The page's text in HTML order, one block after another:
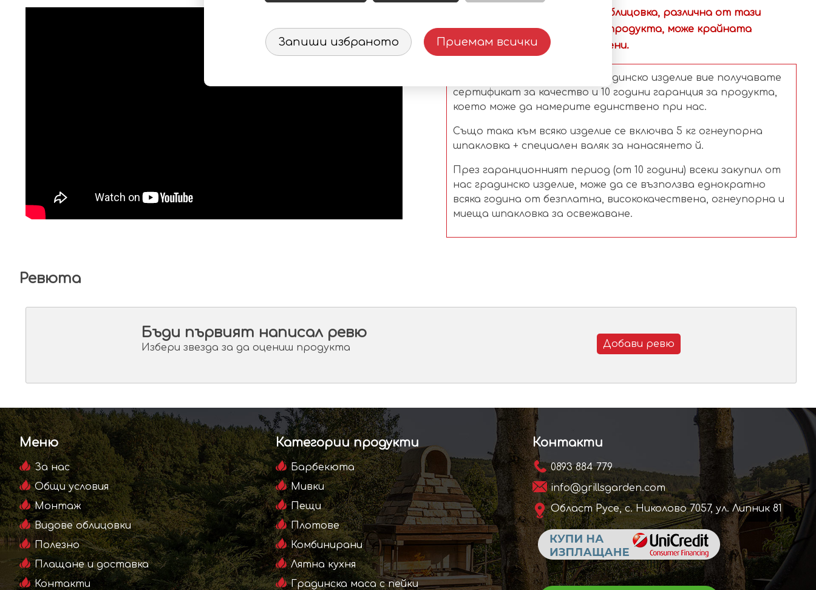
Запиши избраното Приемам всички
ВАЖНО! При избор на друга облицовка, различна от тази
посочена в информацията за продукта, може крайната
цена на продукта да се промени.
– При покупка на градинско изделие вие получавате
сертификат за качество и 10 години гаранция за продукта,
което може да намерите единствено при нас.
Също така към всяко изделие се включва 5 кг огнеупорна
шпакловка + специален валяк за нанасянето й.
През гаранционният период (от 10 години) всеки закупил от
нас градинско изделие, може да се възползва еднократно
всяка година от безплатна, висококачествена, огнеупорна и
миеща шпакловка за освежаване.
Ревюта
Бъди първият написал ревю
Избери звезда за да оцениш продукта Добави ревю
Меню
За нас
Общи условия
Монтаж
Видове облицовки
Полезно
Плащане и доставка
Контакти
Категории продукти
Барбекюта
Мивки
Пещи
Плотове
Комбинирани
Лятна кухня
Градинска маса с пейки
Контакти
0893 884 779
info@grillsgarden.com
Област Русе, с. Николово 7057, ул. Липник 81